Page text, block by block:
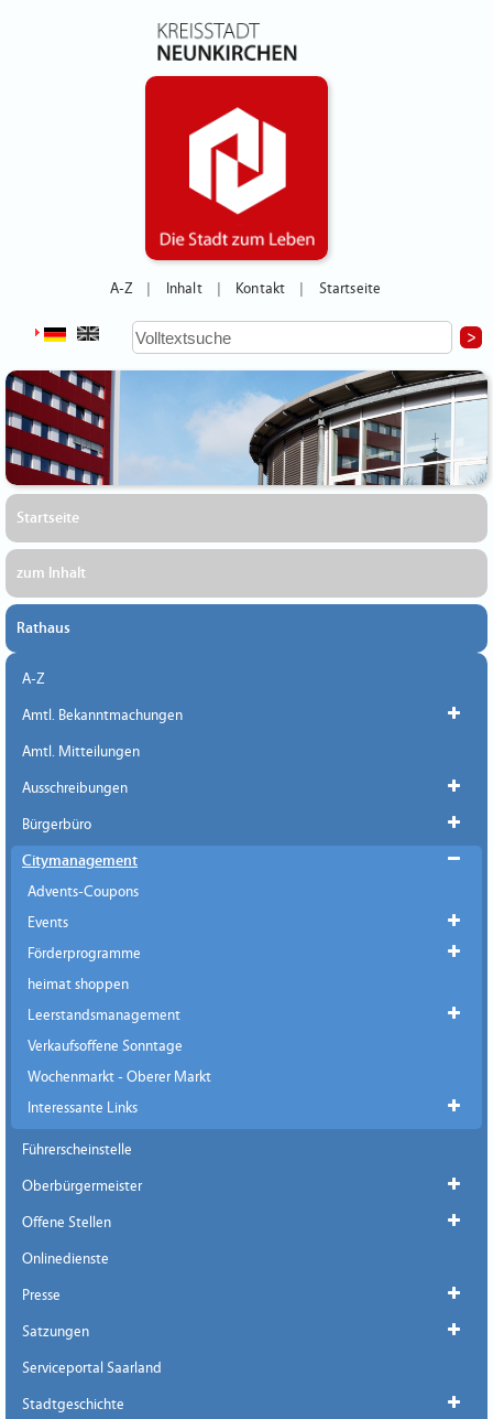
A-Z Inhalt Kontakt Startseite
Startseite
zum Inhalt
Rathaus
A-Z
Amtl. Bekanntmachungen
Amtl. Mitteilungen
Ausschreibungen
Bürgerbüro
Citymanagement
Advents-Coupons
Events
Förderprogramme
heimat shoppen
Leerstandsmanagement
Verkaufsoffene Sonntage
Wochenmarkt - Oberer Markt
Interessante Links
Führerscheinstelle
Oberbürgermeister
Offene Stellen
Onlinedienste
Presse
Satzungen
Serviceportal Saarland
Stadtgeschichte